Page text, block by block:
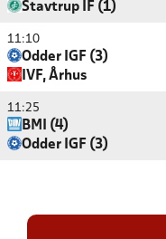
Stavtrup IF (1)
11:10
Odder IGF (3)
IVF, Århus
11:25
BMI (4)
Odder IGF (3)